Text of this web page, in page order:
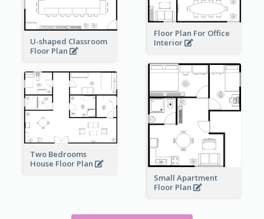
Floor Plan For Office
Interior
U-shaped Classroom
Floor Plan
Small Apartment
Floor Plan
Two Bedrooms
House Floor Plan